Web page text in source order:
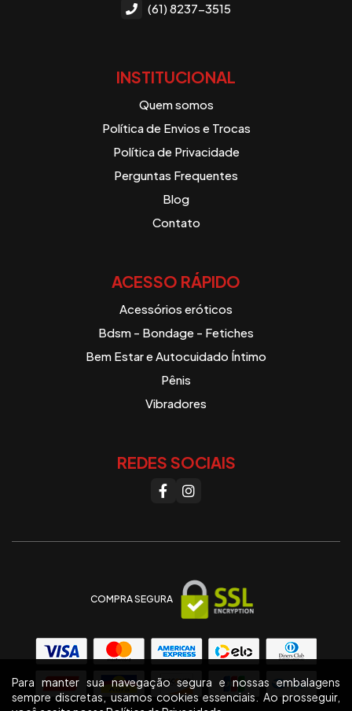
(61) 8237-3515
INSTITUCIONAL
Quem somos
Política de Envios e Trocas
Política de Privacidade
Perguntas Frequentes
Blog
Contato
ACESSO RÁPIDO
Acessórios eróticos
Bdsm - Bondage - Fetiches
Bem Estar e Autocuidado Íntimo
Pênis
Vibradores
REDES SOCIAIS
COMPRA SEGURA
Para manter sua navegação segura e nossas embalagens
sempre discretas, usamos cookies essenciais. Ao prosseguir,